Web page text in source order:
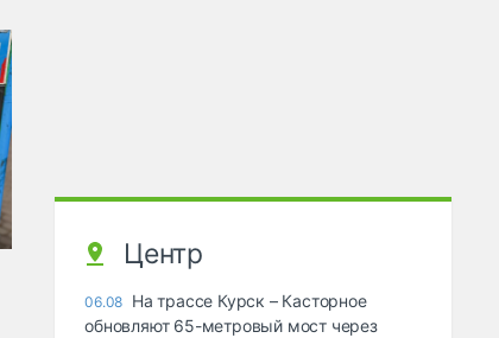
Центр
06.08 На трассе Курск – Касторное
обновляют 65-метровый мост через